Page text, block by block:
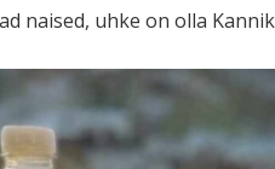
naised, uhke on olla